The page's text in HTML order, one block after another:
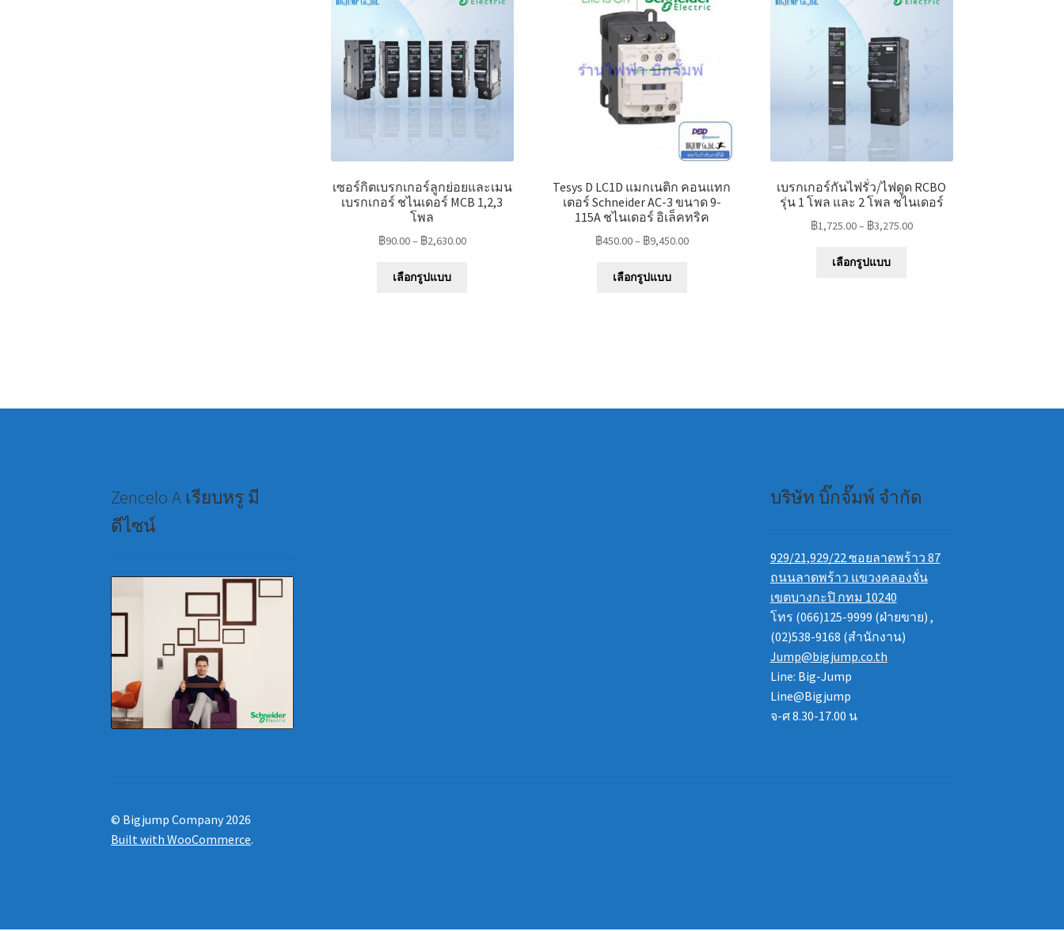
เซอร์กิตเบรกเกอร์ลูกย่อยและเมน
เบรกเกอร์ ชไนเดอร์ MCB 1,2,3
โพล
฿90.00– ฿2,630.00
เลือกรูปแบบ
be
Tesys D LC1D แมกเนติก คอนแทก
เตอร์ Schneider AC-3 ขนาด 9-
115A ชไนเดอร์ อิเล็คทริค
฿450.00– ฿9,450.00
เลือกรูปแบบ
be
เบรกเกอร์กันไฟรั่ว/ไฟดูด RCBO
รุ่น 1 โพล และ 2 โพล ชไนเดอร์
฿1,725.00– ฿3,275.00
เลือกรูปแบบ
chosen
Zencelo A เรียบหรู มี
ดีไซน์
บริษัท บิ๊กจั๊มพ์ จำกัด
929/21,929/22 ซอยลาดพร้าว 87
ถนนลาดพร้าว แขวงคลองจั่น
เขตบางกะปิ กทม 10240
โทร (066)125-9999 (ฝ่ายขาย) ,
(02)538-9168 (สำนักงาน)
Jump@bigjump.co.th
Line: Big-Jump
Line@Bigjump
จ-ศ 8.30-17.00 น
© Bigjump Company 2026
Built with WooCommerce.